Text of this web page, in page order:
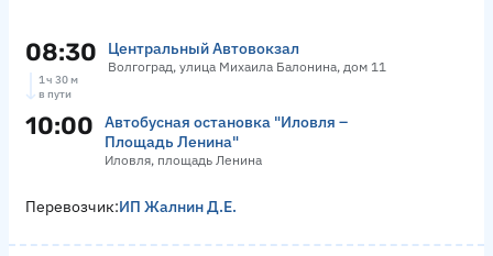
08:30 Центральный Автовокзал
Волгоград, улица Михаила Балонина, дом 11
1 ч 30 м
в пути
10:00
Автобусная остановка "Иловля –
Площадь Ленина"
Иловля, площадь Ленина
Перевозчик:ИП Жалнин Д.Е.